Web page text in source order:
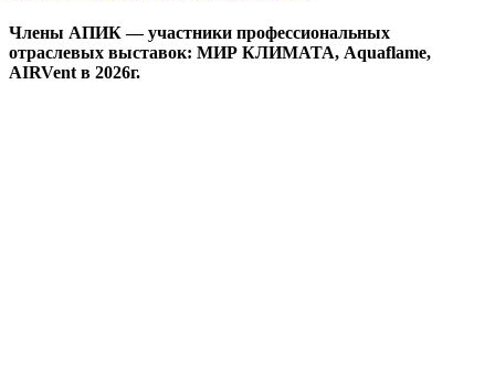
Члены АПИК — участники профессиональных
отраслевых выставок: МИР КЛИМАТА, Aquaflame,
AIRVent в 2026г.